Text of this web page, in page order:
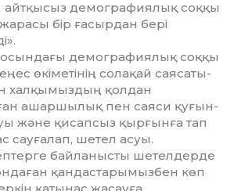
айтқысыз демографиялық соққы
бір ғасырдан бері
демог­рафиялық соққы
өкіметінің солақай саяса­ты­
халқымыздың қол­дан
ашаршылық пен саяси қуғын-
және қисапсыз қырғынға тап
сауғалап, шетел асуы.
байла­ныс­ты шетелдерде
қандастарымызбен көп